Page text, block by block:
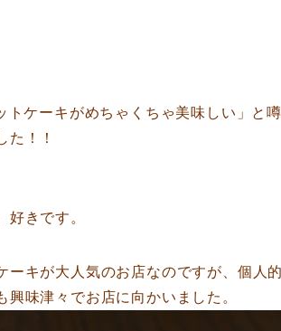
トケーキがめちゃくちゃ美味しい」と
た！！
好きです。
ーキが大人気のお店なのですが、個人
興味津々でお店に向かいました。